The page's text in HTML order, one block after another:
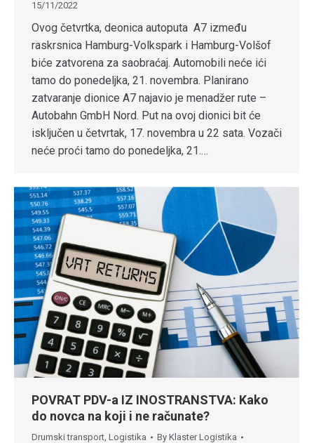
15/11/2022
Ovog četvrtka, deonica autoputa A7 između
raskrsnica Hamburg-Volkspark i Hamburg-Volšof
biće zatvorena za saobraćaj. Automobili neće ići
tamo do ponedeljka, 21. novembra. Planirano
zatvaranje dionice A7 najavio je menadžer rute –
Autobahn GmbH Nord. Put na ovoj dionici bit će
isključen u četvrtak, 17. novembra u 22 sata. Vozači
neće proći tamo do ponedeljka, 21.…
POVRAT PDV-a IZ INOSTRANSTVA: Kako
do novca na koji i ne računate?
Drumski transport Logistika By Klaster Logistika